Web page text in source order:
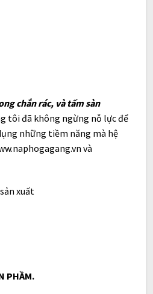
chắn rác, và tấm sàn
tôi đã không ngừng nỗ lực để
những tiềm năng mà hệ
và
xuất
PHẦM.